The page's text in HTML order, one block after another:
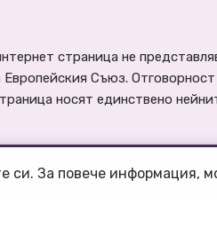
страница не
Съюз. Отговорност
носят единствено
си. За повече информация,